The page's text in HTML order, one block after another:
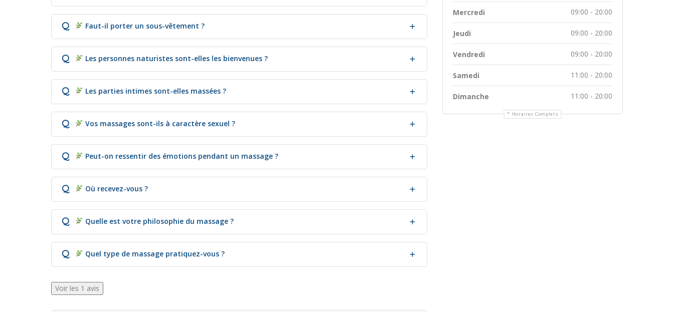
Q Faut-il porter un sous-vêtement ?
Q Les personnes naturistes sont-elles les bienvenues ?
Q Les parties intimes sont-elles massées ?
Q Vos massages sont-ils à caractère sexuel ?
Q Peut-on ressentir des émotions pendant un massage ?
Q Où recevez-vous ?
Q Quelle est votre philosophie du massage ?
Q Quel type de massage pratiquez-vous ?
Voir les 1 avis
Horaires Complets
Mercredi 09:00 - 20:00
Jeudi 09:00 - 20:00
Vendredi 09:00 - 20:00
Samedi 11:00 - 20:00
Dimanche 11:00 - 20:00